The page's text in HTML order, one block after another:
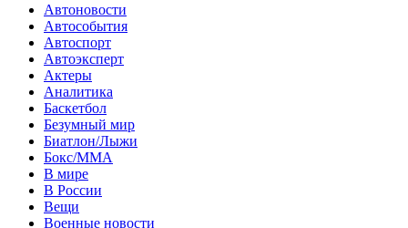
Автоновости
Автособытия
Автоспорт
Автоэксперт
Актеры
Аналитика
Баскетбол
Безумный мир
Биатлон/Лыжи
Бокс/MMA
В мире
В России
Вещи
Военные новости